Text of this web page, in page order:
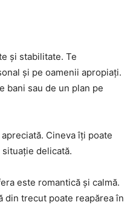
și stabilitate. Te
și pe oamenii apropiați.
bani sau de un plan pe
Cineva îți poate
delicată.
este romantică și calmă.
din trecut poate reapărea în